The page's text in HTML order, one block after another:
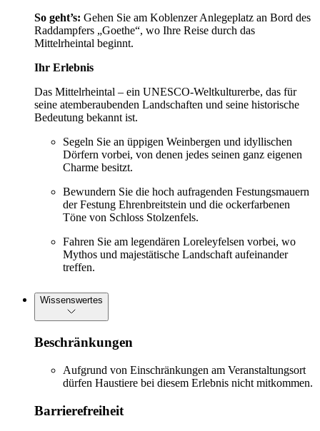
So geht’s: Gehen Sie am Koblenzer Anlegeplatz an Bord des
Raddampfers „Goethe“, wo Ihre Reise durch das
Mittelrheintal beginnt.
Ihr Erlebnis
Das Mittelrheintal – ein UNESCO-Weltkulturerbe, das für
seine atemberaubenden Landschaften und seine historische
Bedeutung bekannt ist.
Segeln Sie an üppigen Weinbergen und idyllischen
Dörfern vorbei, von denen jedes seinen ganz eigenen
Charme besitzt.
Bewundern Sie die hoch aufragenden Festungsmauern
der Festung Ehrenbreitstein und die ockerfarbenen
Töne von Schloss Stolzenfels.
Fahren Sie am legendären Loreleyfelsen vorbei, wo
Mythos und majestätische Landschaft aufeinander
treffen.
Wissenswertes
Beschränkungen
Aufgrund von Einschränkungen am Veranstaltungsort
dürfen Haustiere bei diesem Erlebnis nicht mitkommen.
Barrierefreiheit